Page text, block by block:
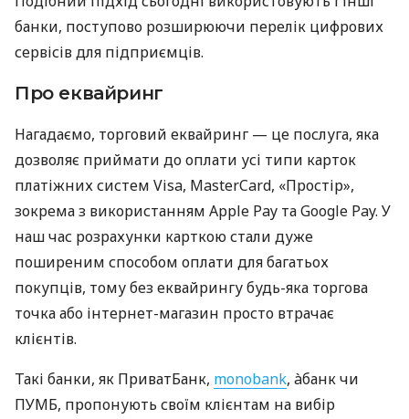
банки, поступово розширюючи перелік цифрових
сервісів для підприємців.
Про еквайринг
Нагадаємо, торговий еквайринг — це послуга, яка
дозволяє приймати до оплати усі типи карток
платіжних систем Visa, MasterCard, «Простір»,
зокрема з використанням Apple Pay та Google Pay. У
наш час розрахунки карткою стали дуже
поширеним способом оплати для багатьох
покупців, тому без еквайрингу будь-яка торгова
точка або інтернет-магазин просто втрачає
клієнтів.
Такі банки, як ПриватБанк, monobank, àбанк чи
ПУМБ, пропонують своїм клієнтам на вибір